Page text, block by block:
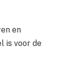
en
is voor de